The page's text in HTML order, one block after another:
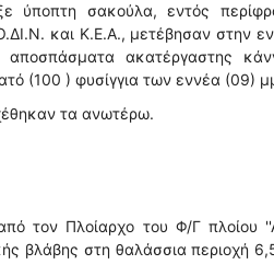
ύποπτη σακούλα, εντός
και Κ.Ε.Α., μετέβησαν στην
ακατέργαστης
(100 ) φυσίγγια των εννέα (09)
τα ανωτέρω.
τον Πλοίαρχο του Φ/Γ πλοίου
βλάβης στη θαλάσσια περιοχή